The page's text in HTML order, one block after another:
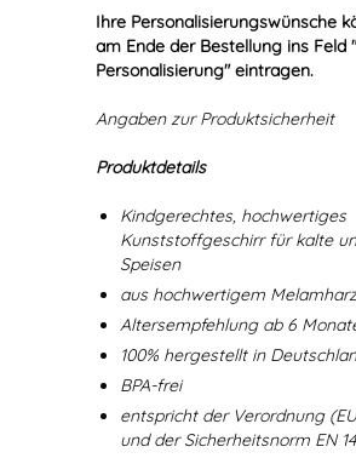
Ihre Personalisierungswünsche
am Ende der Bestellung ins Feld
Personalisierung" eintragen.
Angaben zur Produktsicherheit
Produktdetails
Kindgerechtes, hochwertiges
Kunststoffgeschirr für kalte
Speisen
aus hochwertigem
Altersempfehlung ab 6
100% hergestellt in
BPA-frei
entspricht der Verordnung
und der Sicherheitsnorm EN